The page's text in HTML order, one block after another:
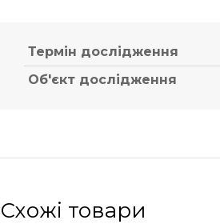
Термін дослідження
Об'єкт дослідження
Схожі товари